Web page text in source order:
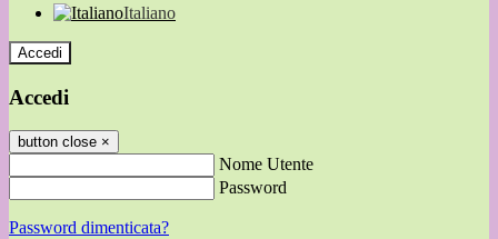
Italiano
Accedi
Accedi
button close ×
Nome Utente
Password
Password dimenticata?